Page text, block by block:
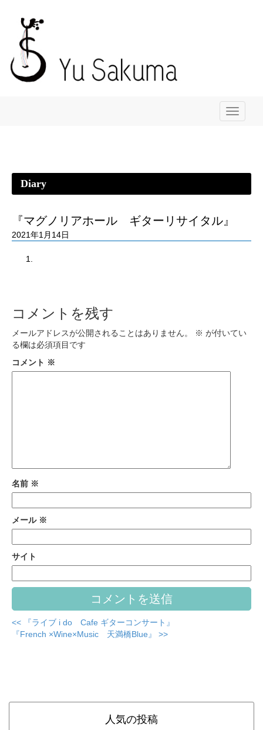
メ
ニ
Diary
『マグノリアホール ギターリサイタル』
2021年1月14日
コメントを残す
メールアドレスが公開されることはありません。 ※ が付いてい
る欄は必須項目です
コメント ※
名前 ※
メール ※
サイト
<< 『ライブ i do Cafe ギターコンサート』
『French ×Wine×Music 天満橋Blue』 >>
人気の投稿